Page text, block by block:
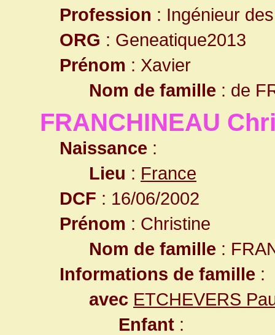
Profession : Ingénieur
ORG : Geneatique2013
Prénom : Xavier
Nom de famille : de
FRANCHINEAU
Naissance :
Lieu : France
DCF : 16/06/2002
Prénom : Christine
Nom de famille :
Informations de famille :
avec ETCHEVERS
Enfant :